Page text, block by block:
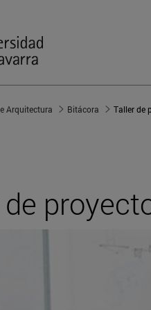
Arquitectura Bitácora Taller de